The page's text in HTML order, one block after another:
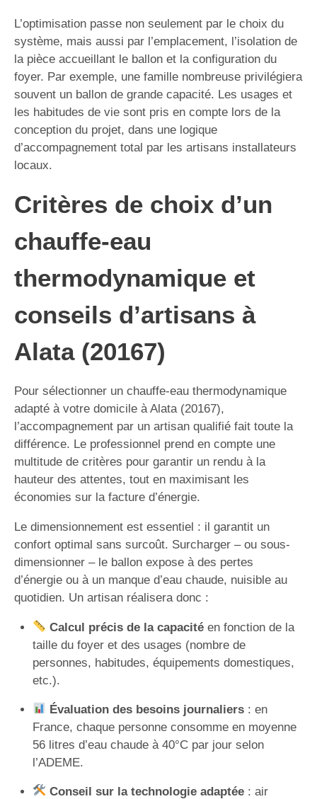
L’optimisation passe non seulement par le choix du
système, mais aussi par l’emplacement, l’isolation de
la pièce accueillant le ballon et la configuration du
foyer. Par exemple, une famille nombreuse privilégiera
souvent un ballon de grande capacité. Les usages et
les habitudes de vie sont pris en compte lors de la
conception du projet, dans une logique
d’accompagnement total par les artisans installateurs
locaux.
Critères de choix d’un
chauffe-eau
thermodynamique et
conseils d’artisans à
Alata (20167)
Pour sélectionner un chauffe-eau thermodynamique
adapté à votre domicile à Alata (20167),
l’accompagnement par un artisan qualifié fait toute la
différence. Le professionnel prend en compte une
multitude de critères pour garantir un rendu à la
hauteur des attentes, tout en maximisant les
économies sur la facture d’énergie.
Le dimensionnement est essentiel : il garantit un
confort optimal sans surcoût. Surcharger – ou sous-
dimensionner – le ballon expose à des pertes
d’énergie ou à un manque d’eau chaude, nuisible au
quotidien. Un artisan réalisera donc :
Calcul précis de la capacitéen fonction de la
taille du foyer et des usages (nombre de
personnes, habitudes, équipements domestiques,
etc.).
Évaluation des besoins journaliers: en
France, chaque personne consomme en moyenne
56 litres d’eau chaude à 40°C par jour selon
l’ADEME.
Conseil sur la technologie adaptée: air